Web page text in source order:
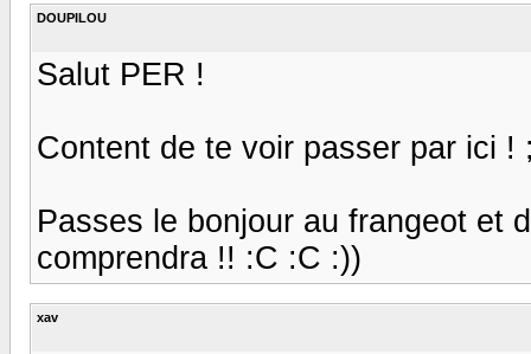
DOUPILOU
Salut PER !
Content de te voir passer par ici !
Passes le bonjour au frangeot et
comprendra !! :C :C :))
xav